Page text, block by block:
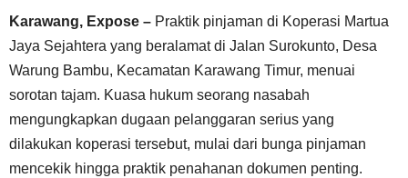
Karawang, Expose – Praktik pinjaman di Koperasi Martua
Jaya Sejahtera yang beralamat di Jalan Surokunto, Desa
Warung Bambu, Kecamatan Karawang Timur, menuai
sorotan tajam. Kuasa hukum seorang nasabah
mengungkapkan dugaan pelanggaran serius yang
dilakukan koperasi tersebut, mulai dari bunga pinjaman
mencekik hingga praktik penahanan dokumen penting.